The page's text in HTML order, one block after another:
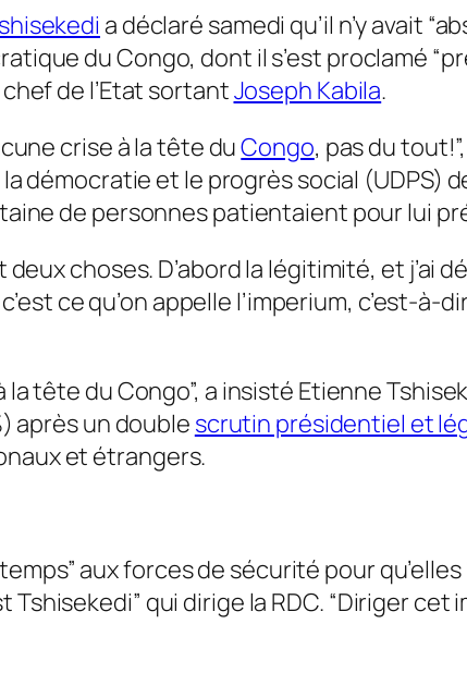
a déclaré samedi qu’il n’y avait
du Congo, dont il s’est proclamé
de l’Etat sortantJoseph Kabila.
crise à la tête duCongo, pas du
démocratie et le progrès social (UDPS)
de personnes patientaient pour lui
deux choses. D’abord la légitimité, et j’ai
ce qu’on appelle l’imperium, c’est-à-
la tête du Congo”, a insisté Etienne
après un double scrutin présidentiel et
et étrangers.
aux forces de sécurité pour
qui dirige la RDC. “Diriger cet